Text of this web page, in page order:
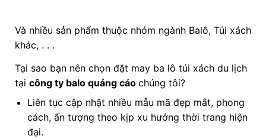
Và nhiều sản phẩm thuộc nhóm ngành Balô, Túi xách
khác, . . .
Tại sao bạn nên chọn đặt may ba lô túi xách du lịch
tại công ty balo quảng cáo chúng tôi?
Liên tục cập nhật nhiều mẫu mã đẹp mắt, phong
cách, ấn tượng theo kịp xu hướng thời trang hiện
đại.